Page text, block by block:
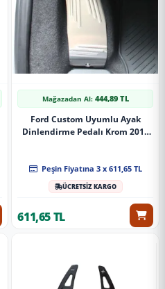
Mağazadan Al: 444,89 TL
Ford Custom Uyumlu Ayak
Dinlendirme Pedalı Krom 2018
Peşin Fiyatına 3 x 611,65 TL
ÜCRETSİZ KARGO
611,65 TL